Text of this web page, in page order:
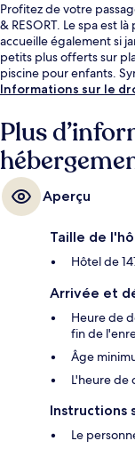
Profitez de votre
& RESORT. Le spa est
accueille également si
petits plus offerts sur
piscine pour enfants.
Informations sur le
Plus
Aperçu
Taille de
Hôtel de
Arrivée et
Heure de
fin de
Âge
L'heure de
Instructions
Le